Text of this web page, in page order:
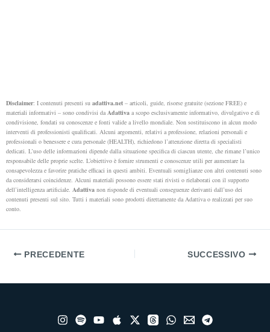
Disclaimer: I contenuti presenti su adattiva.net – articoli, guide, risorse gratuite (sezione FREE) e
materiali informativi – sono condivisi da Adattiva a scopo esclusivamente informativo, divulgativo e di
condivisione, fondati su conoscenze e fonti valide a livello mondiale. Non sostituiscono in alcun modo
interventi di professionisti qualificati. Alcuni argomenti, relativi a professione, relazioni personali e
professionali o benessere e cura personale (HEALTH), richiedono l’attenzione diretta di specialisti
dedicati. L’uso delle informazioni dipende dalla situazione specifica di ciascun utente, che rimane l’unico
responsabile delle proprie scelte. L’obiettivo è fornire strumenti e conoscenze utili per aumentare la
consapevolezza e favorire pratiche efficaci in questi ambiti. Eventuali somiglianze con altri contenuti sono
da considerarsi coincidenze. Alcuni materiali possono essere stati rivisti o rielaborati con il supporto
dell’intelligenza artificiale. Adattiva non risponde di eventuali conseguenze derivanti dall’uso dei
contenuti presenti sul sito. Tutti i materiali sono prodotti direttamente da Adattiva o realizzati per suo
conto.
PRECEDENTE SUCCESSIVO